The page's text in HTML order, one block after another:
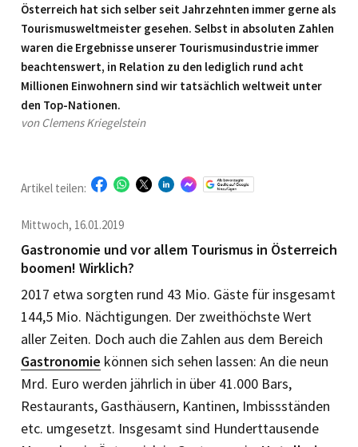
Österreich hat sich selber seit Jahrzehnten immer gerne als
Tourismusweltmeister gesehen. Selbst in abso­luten Zahlen
waren die Ergebnisse unserer Tourismusindustrie immer
beachtenswert, in Relation zu den lediglich rund acht
Millionen Einwohnern sind wir tatsächlich weltweit unter
den Top-Nationen.
von Clemens Kriegelstein
Mittwoch, 16.01.2019
Artikel teilen:
Gastronomie und vor allem Tourismus in Österreich
boomen! Wirklich?
2017 etwa sorgten rund 43 Mio. Gäste für insgesamt
144,5 Mio. Nächtigungen. Der zweithöchste Wert
aller Zeiten. Doch auch die Zahlen aus dem Bereich
Gastronomie können sich sehen lassen: An die neun
Mrd. Euro werden jährlich in über 41.000 Bars,
Restaurants, Gasthäusern, Kantinen, Imbissständen
etc. umgesetzt. Insgesamt sind Hunderttausende